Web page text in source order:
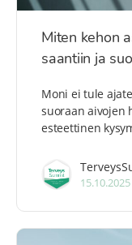
Miten kehon
saantiin ja
Moni ei tule
suoraan aivojen
esteettinen
15.10.2025